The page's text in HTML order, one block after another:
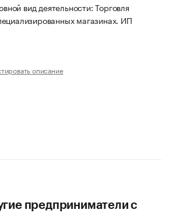
вид деятельности: Торговля
магазинах. ИП
описание
предприниматели с